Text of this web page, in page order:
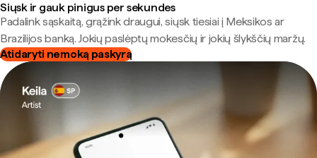
Siųsk ir gauk pinigus per sekundes
Padalink sąskaitą, grąžink draugui, siųsk tiesiai į Meksikos ar
Brazilijos banką. Jokių paslėptų mokesčių ir jokių šlykščių maržų.
Atidaryti nemoką paskyrą